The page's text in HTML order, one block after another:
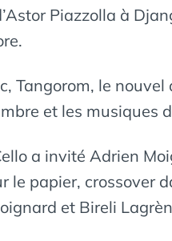
Piazzolla à
Tangorom, le
et les musiques
a invité Adrien
le papier, crossover
et Bireli